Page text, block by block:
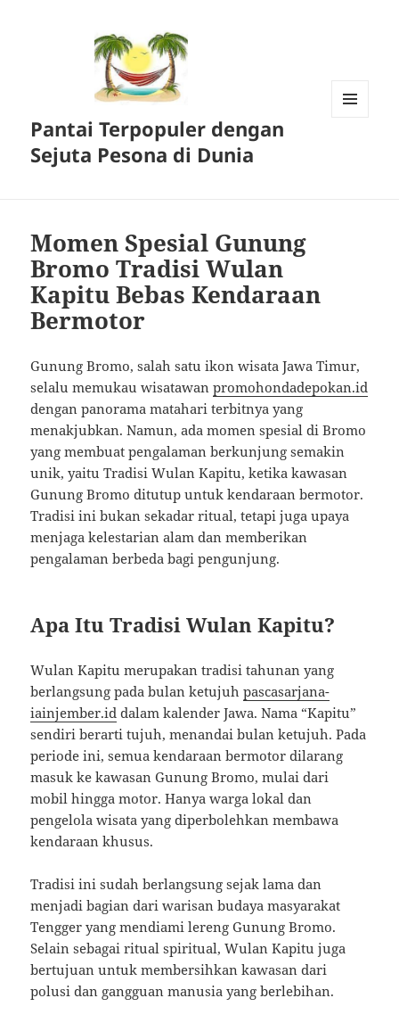
Pantai Terpopuler dengan
Sejuta Pesona di Dunia
Momen Spesial Gunung
Bromo Tradisi Wulan
Kapitu Bebas Kendaraan
Bermotor
Gunung Bromo, salah satu ikon wisata Jawa Timur,
selalu memukau wisatawanpromohondadepokan.id
dengan panorama matahari terbitnya yang
menakjubkan. Namun, ada momen spesial di Bromo
yang membuat pengalaman berkunjung semakin
unik, yaitu Tradisi Wulan Kapitu, ketika kawasan
Gunung Bromo ditutup untuk kendaraan bermotor.
Tradisi ini bukan sekadar ritual, tetapi juga upaya
menjaga kelestarian alam dan memberikan
pengalaman berbeda bagi pengunjung.
Apa Itu Tradisi Wulan Kapitu?
Wulan Kapitu merupakan tradisi tahunan yang
berlangsung pada bulan ketujuhpascasarjana-
iainjember.id dalam kalender Jawa. Nama “Kapitu”
sendiri berarti tujuh, menandai bulan ketujuh. Pada
periode ini, semua kendaraan bermotor dilarang
masuk ke kawasan Gunung Bromo, mulai dari
mobil hingga motor. Hanya warga lokal dan
pengelola wisata yang diperbolehkan membawa
kendaraan khusus.
Tradisi ini sudah berlangsung sejak lama dan
menjadi bagian dari warisan budaya masyarakat
Tengger yang mendiami lereng Gunung Bromo.
Selain sebagai ritual spiritual, Wulan Kapitu juga
bertujuan untuk membersihkan kawasan dari
polusi dan gangguan manusia yang berlebihan.